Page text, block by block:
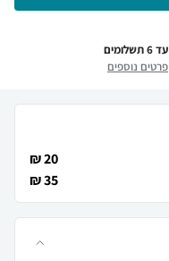
עד 6 תשלומים
פרטים נוספים
20 ₪
35 ₪